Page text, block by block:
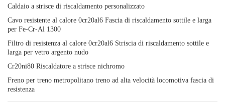
Caldaio a strisce di riscaldamento personalizzato
Cavo resistente al calore 0cr20al6 Fascia di riscaldamento sottile e larga
per Fe-Cr-Al 1300
Filtro di resistenza al calore 0cr20al6 Striscia di riscaldamento sottile e
larga per vetro argento nudo
Cr20ni80 Riscaldatore a strisce nichromo
Freno per treno metropolitano treno ad alta velocità locomotiva fascia di
resistenza